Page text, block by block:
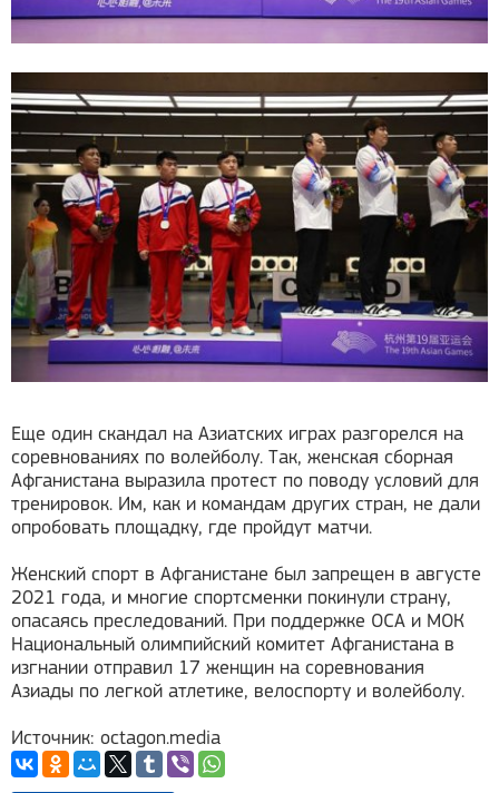
Еще один скандал на Азиатских играх разгорелся на
соревнованиях по волейболу. Так, женская сборная
Афганистана выразила протест по поводу условий для
тренировок. Им, как и командам других стран, не дали
опробовать площадку, где пройдут матчи.
Женский спорт в Афганистане был запрещен в августе
2021 года, и многие спортсменки покинули страну,
опасаясь преследований. При поддержке ОСА и МОК
Национальный олимпийский комитет Афганистана в
изгнании отправил 17 женщин на соревнования
Азиады по легкой атлетике, велоспорту и волейболу.
Источник: octagon.media